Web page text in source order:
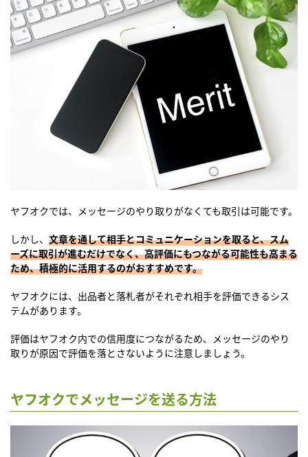
ヤフオクでは、メッセージのやり取りがなくても取引は可能です。
しかし、 文章を通して相手とコミュニケーションを取ると、スム
ーズに取引が進むだけでなく、高評価にもつながる可能性も高まる
ため、積極的に活用するのがおすすめです。
ヤフオクには、出品者と落札者がそれぞれ相手を評価できるシス
テムがあります。
評価はヤフオク内での信用度につながるため、メッセージのやり
取りが原因で評価を落とさないように注意しましょう。
ヤフオクでメッセージを送る方法